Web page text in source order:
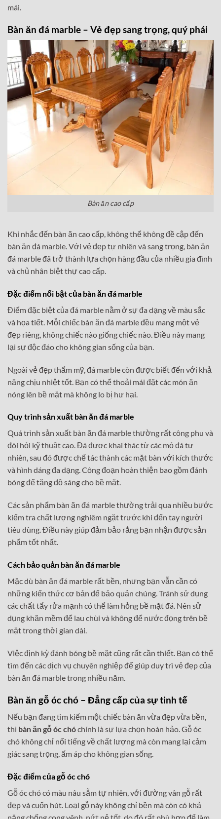
mái.
Bàn ăn đá marble – Vẻ đẹp sang trọng, quý phái
Bàn ăn cao cấp
Khi nhắc đến bàn ăn cao cấp, không thể không đề cập đến
bàn ăn đá marble. Với vẻ đẹp tự nhiên và sang trọng, bàn ăn
đá marble đã trở thành lựa chọn hàng đầu của nhiều gia đình
và chủ nhân biệt thự cao cấp.
Đặc điểm nổi bật của bàn ăn đá marble
Điểm đặc biệt của đá marble nằm ở sự đa dạng về màu sắc
và họa tiết. Mỗi chiếc bàn ăn đá marble đều mang một vẻ
đẹp riêng, không chiếc nào giống chiếc nào. Điều này mang
lại sự độc đáo cho không gian sống của bạn.
Ngoài vẻ đẹp thẩm mỹ, đá marble còn được biết đến với khả
năng chịu nhiệt tốt. Bạn có thể thoải mái đặt các món ăn
nóng lên bề mặt mà không lo bị hư hại.
Quy trình sản xuất bàn ăn đá marble
Quá trình sản xuất bàn ăn đá marble thường rất công phu và
đòi hỏi kỹ thuật cao. Đá được khai thác từ các mỏ đá tự
nhiên, sau đó được chế tác thành các mặt bàn với kích thước
và hình dáng đa dạng. Công đoạn hoàn thiện bao gồm đánh
bóng để tăng độ sáng cho bề mặt.
Các sản phẩm bàn ăn đá marble thường trải qua nhiều bước
kiểm tra chất lượng nghiêm ngặt trước khi đến tay người
tiêu dùng. Điều này giúp đảm bảo rằng bạn nhận được sản
phẩm tốt nhất.
Cách bảo quản bàn ăn đá marble
Mặc dù bàn ăn đá marble rất bền, nhưng bạn vẫn cần có
những kiến thức cơ bản để bảo quản chúng. Tránh sử dụng
các chất tẩy rửa mạnh có thể làm hỏng bề mặt đá. Nên sử
dụng khăn mềm để lau chùi và không để nước đọng trên bề
mặt trong thời gian dài.
Việc định kỳ đánh bóng bề mặt cũng rất cần thiết. Bạn có thể
tìm đến các dịch vụ chuyên nghiệp để giúp duy trì vẻ đẹp của
bàn ăn đá marble trong nhiều năm.
Bàn ăn gỗ óc chó – Đẳng cấp của sự tinh tế
Nếu bạn đang tìm kiếm một chiếc bàn ăn vừa đẹp vừa bền,
thì bàn ăn gỗ óc chóchính là sự lựa chọn hoàn hảo. Gỗ óc
chó không chỉ nổi tiếng về chất lượng mà còn mang lại cảm
giác sang trọng, ấm áp cho không gian sống.
Đặc điểm của gỗ óc chó
Gỗ óc chó có màu nâu sẫm tự nhiên, với đường vân gỗ rất
đẹp và cuốn hút. Loại gỗ này không chỉ bền mà còn có khả